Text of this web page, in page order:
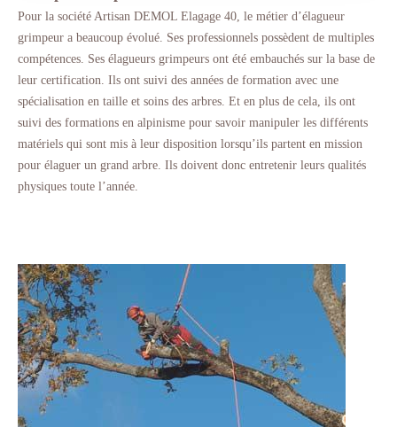
Pour la société Artisan DEMOL Elagage 40, le métier d’élagueur
grimpeur a beaucoup évolué. Ses professionnels possèdent de multiples
compétences. Ses élagueurs grimpeurs ont été embauchés sur la base de
leur certification. Ils ont suivi des années de formation avec une
spécialisation en taille et soins des arbres. Et en plus de cela, ils ont
suivi des formations en alpinisme pour savoir manipuler les différents
matériels qui sont mis à leur disposition lorsqu’ils partent en mission
pour élaguer un grand arbre. Ils doivent donc entretenir leurs qualités
physiques toute l’année.